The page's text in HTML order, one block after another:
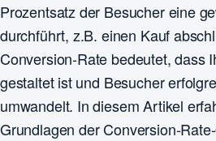
Prozentsatz der Besucher eine
durchführt, z.B. einen Kauf
Conversion-Rate bedeutet, dass
gestaltet ist und Besucher
umwandelt. In diesem Artikel
Grundlagen der Conversion-